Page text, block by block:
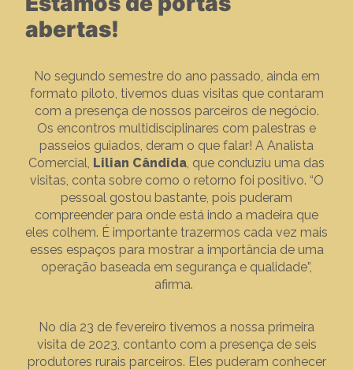
abertas!
No segundo semestre do ano passado, ainda em
formato piloto, tivemos duas visitas que contaram
com a presença de nossos parceiros de negócio.
Os encontros multidisciplinares com palestras e
passeios guiados, deram o que falar! A Analista
Comercial, Lilian Cândida, que conduziu uma das
visitas, conta sobre como o retorno foi positivo. “O
pessoal gostou bastante, pois puderam
compreender para onde está indo a madeira que
eles colhem. É importante trazermos cada vez mais
esses espaços para mostrar a importância de uma
operação baseada em segurança e qualidade”,
afirma.
No dia 23 de fevereiro tivemos a nossa primeira
visita de 2023, contanto com a presença de seis
produtores rurais parceiros. Eles puderam conhecer